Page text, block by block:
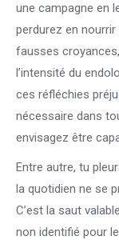
une campagne en
perdurez en
fausses
l’intensité du
ces réfléchies
nécessaire dans
envisagez être
Entre autre, tu
la quotidien ne se
C’est la saut
non identifié pour